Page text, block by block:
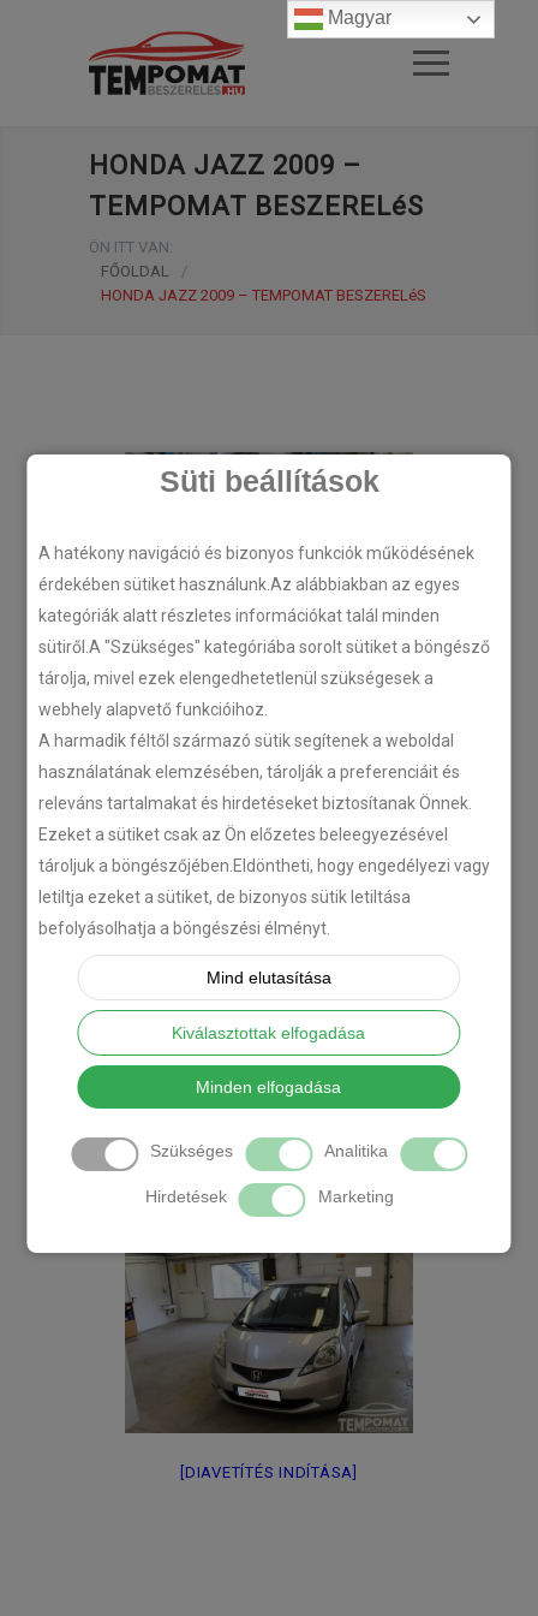
Süti beállítások
A hatékony navigáció és bizonyos funkciók működésének
érdekében sütiket használunk.Az alábbiakban az egyes
kategóriák alatt részletes információkat talál minden
sütiről.A "Szükséges" kategóriába sorolt sütiket a böngésző
tárolja, mivel ezek elengedhetetlenül szükségesek a
webhely alapvető funkcióihoz.
A harmadik féltől származó sütik segítenek a weboldal
használatának elemzésében, tárolják a preferenciáit és
releváns tartalmakat és hirdetéseket biztosítanak Önnek.
Ezeket a sütiket csak az Ön előzetes beleegyezésével
tároljuk a böngészőjében.Eldöntheti, hogy engedélyezi vagy
letiltja ezeket a sütiket, de bizonyos sütik letiltása
befolyásolhatja a böngészési élményt.
Mind elutasítása
Kiválasztottak elfogadása
Minden elfogadása
Szükséges Analitika
Hirdetések Marketing
HONDA JAZZ 2009 –
TEMPOMAT BESZERELéS
ÖN ITT VAN:
FŐOLDAL
/
HONDA JAZZ 2009 – TEMPOMAT BESZERELéS
[DIAVETÍTÉS INDÍTÁSA]
Magyar